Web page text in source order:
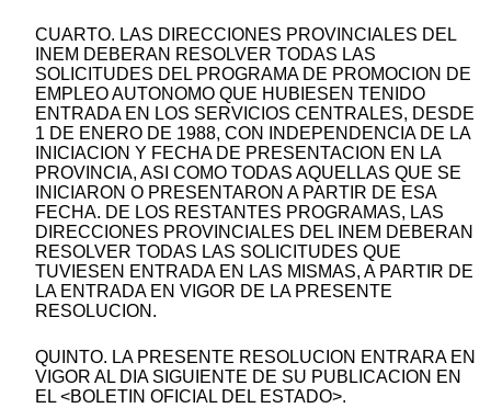
CUARTO. LAS DIRECCIONES PROVINCIALES DEL
INEM DEBERAN RESOLVER TODAS LAS
SOLICITUDES DEL PROGRAMA DE PROMOCION DE
EMPLEO AUTONOMO QUE HUBIESEN TENIDO
ENTRADA EN LOS SERVICIOS CENTRALES, DESDE
1 DE ENERO DE 1988, CON INDEPENDENCIA DE LA
INICIACION Y FECHA DE PRESENTACION EN LA
PROVINCIA, ASI COMO TODAS AQUELLAS QUE SE
INICIARON O PRESENTARON A PARTIR DE ESA
FECHA. DE LOS RESTANTES PROGRAMAS, LAS
DIRECCIONES PROVINCIALES DEL INEM DEBERAN
RESOLVER TODAS LAS SOLICITUDES QUE
TUVIESEN ENTRADA EN LAS MISMAS, A PARTIR DE
LA ENTRADA EN VIGOR DE LA PRESENTE
RESOLUCION.
QUINTO. LA PRESENTE RESOLUCION ENTRARA EN
VIGOR AL DIA SIGUIENTE DE SU PUBLICACION EN
EL <BOLETIN OFICIAL DEL ESTADO>.